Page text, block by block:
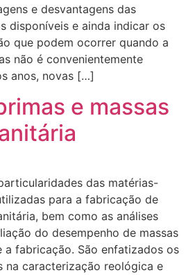
e desvantagens das
disponíveis e ainda indicar os
que podem ocorrer quando a
não é convenientemente
anos, novas […]
e massas
das matérias-
para a fabricação de
bem como as análises
do desempenho de massas
a fabricação. São enfatizados os
na caracterização reológica e